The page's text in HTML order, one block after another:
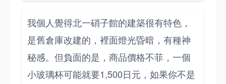
我個人覺得北一硝子館的建築很有特色，
是舊倉庫改建的，裡面燈光昏暗，有種神
秘感。但負面的是，商品價格不菲，一個
小玻璃杯可能就要1,500日元，如果你不是